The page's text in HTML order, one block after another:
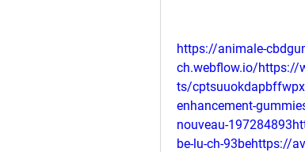
https://animale-
ch.webflow.io/https://
ts/
enhancement-
nouveau-
be-lu-ch-93behttps://